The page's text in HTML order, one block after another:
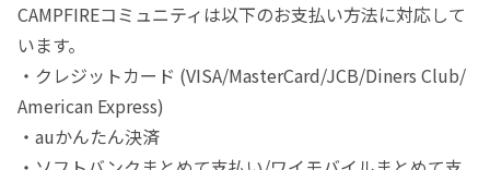
CAMPFIREコミュニティは以下のお支払い方法に対応して
います。
・クレジットカード (VISA/MasterCard/JCB/Diners Club/
American Express)
・auかんたん決済